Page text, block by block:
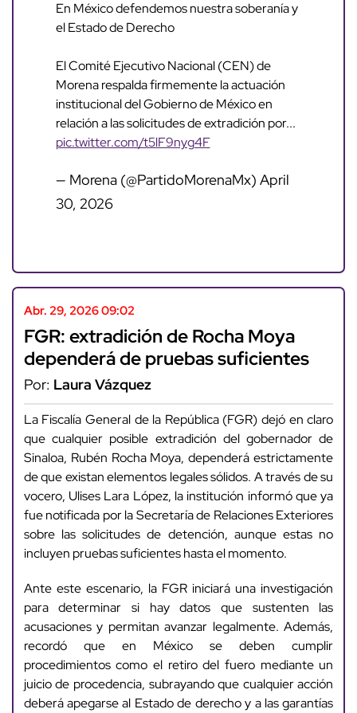
En México defendemos nuestra soberanía y
el Estado de Derecho
El Comité Ejecutivo Nacional (CEN) de
Morena respalda firmemente la actuación
institucional del Gobierno de México en
relación a las solicitudes de extradición por...
pic.twitter.com/t5lF9nyg4F
— Morena (@PartidoMorenaMx) April
30, 2026
Abr. 29, 2026 09:02
FGR: extradición de Rocha Moya
dependerá de pruebas suficientes
Por: Laura Vázquez
La Fiscalía General de la República (FGR) dejó en claro
que cualquier posible extradición del gobernador de
Sinaloa, Rubén Rocha Moya, dependerá estrictamente
de que existan elementos legales sólidos. A través de su
vocero, Ulises Lara López, la institución informó que ya
fue notificada por la Secretaría de Relaciones Exteriores
sobre las solicitudes de detención, aunque estas no
incluyen pruebas suficientes hasta el momento.
Ante este escenario, la FGR iniciará una investigación
para determinar si hay datos que sustenten las
acusaciones y permitan avanzar legalmente. Además,
recordó que en México se deben cumplir
procedimientos como el retiro del fuero mediante un
juicio de procedencia, subrayando que cualquier acción
deberá apegarse al Estado de derecho y a las garantías